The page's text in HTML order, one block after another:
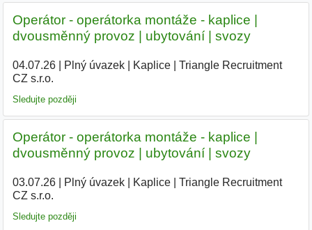
Operátor - operátorka montáže - kaplice |
dvousměnný provoz | ubytování | svozy
04.07.26| Plný úvazek| Kaplice|
Triangle Recruitment
CZ s.r.o.
Sledujte později
Operátor - operátorka montáže - kaplice |
dvousměnný provoz | ubytování | svozy
03.07.26| Plný úvazek| Kaplice|
Triangle Recruitment
CZ s.r.o.
Sledujte později